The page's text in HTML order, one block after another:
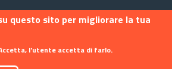
questo sito per migliorare la tua
l'utente accetta di farlo.